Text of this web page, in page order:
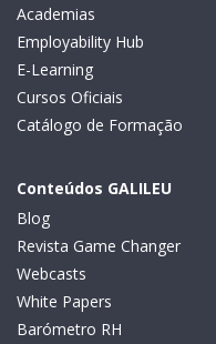
Academias
Employability Hub
E-Learning
Cursos Oficiais
Catálogo de Formação
Conteúdos GALILEU
Blog
Revista Game Changer
Webcasts
White Papers
Barómetro RH